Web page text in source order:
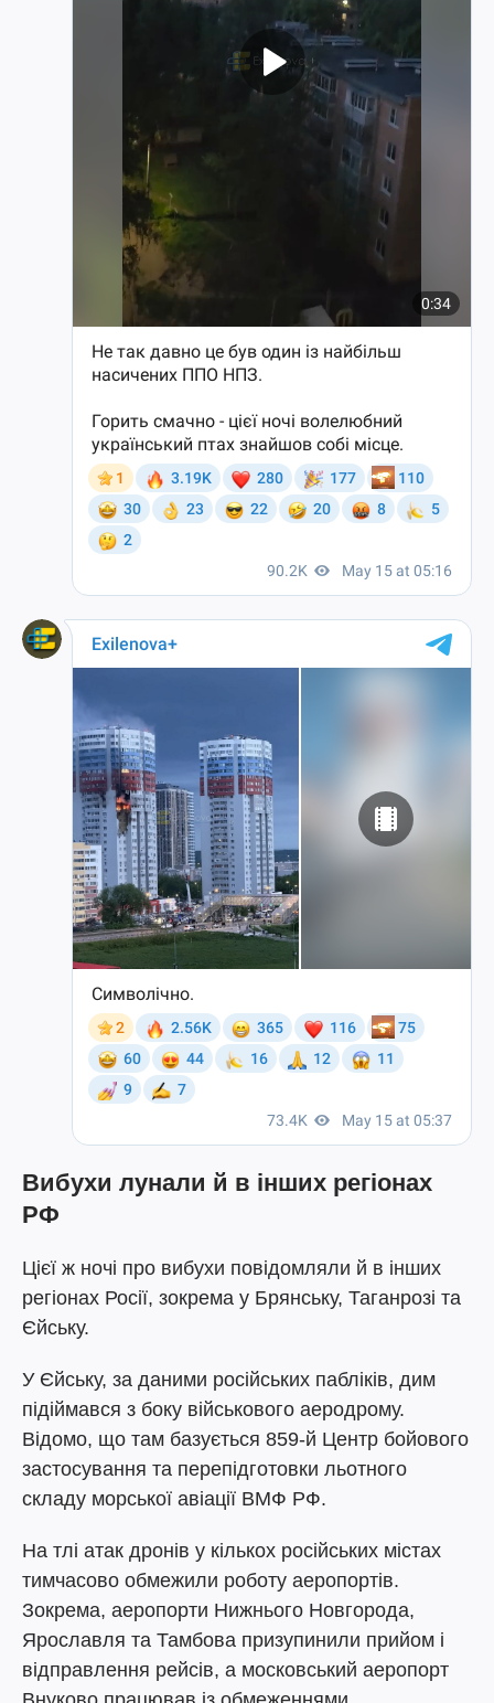
Вибухи лунали й в інших регіонах
РФ
Цієї ж ночі про вибухи повідомляли й в інших
регіонах Росії, зокрема у Брянську, Таганрозі та
Єйську.
У Єйську, за даними російських пабліків, дим
підіймався з боку військового аеродрому.
Відомо, що там базується 859-й Центр бойового
застосування та перепідготовки льотного
складу морської авіації ВМФ РФ.
На тлі атак дронів у кількох російських містах
тимчасово обмежили роботу аеропортів.
Зокрема, аеропорти Нижнього Новгорода,
Ярославля та Тамбова призупинили прийом і
відправлення рейсів, а московський аеропорт